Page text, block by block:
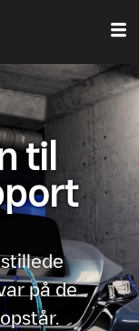
til
på de